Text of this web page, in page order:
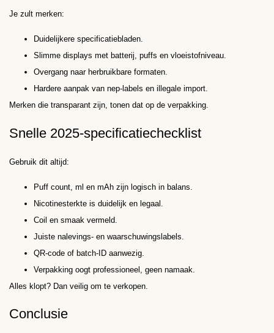
Je zult merken:
Duidelijkere specificatiebladen.
Slimme displays met batterij, puffs en vloeistofniveau.
Overgang naar herbruikbare formaten.
Hardere aanpak van nep-labels en illegale import.
Merken die transparant zijn, tonen dat op de verpakking.
Snelle 2025-specificatiechecklist
Gebruik dit altijd:
Puff count, ml en mAh zijn logisch in balans.
Nicotine­sterkte is duidelijk en legaal.
Coil en smaak vermeld.
Juiste nalevings- en waarschuwingslabels.
QR-code of batch-ID aanwezig.
Verpakking oogt professioneel, geen namaak.
Alles klopt? Dan veilig om te verkopen.
Conclusie